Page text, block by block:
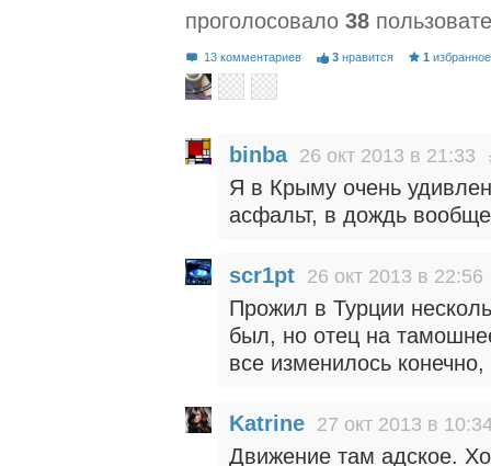
проголосовало 38
13 комментариев 3 нравится 1 избранное
binba 26 окт 2013 в 21:33
Я в Крыму очень
асфальт, в дождь вообще
scr1pt 26 окт 2013 в 22:56
Прожил в Турции
был, но отец на
все изменилось
Katrine 27 окт 2013 в
Движение там адское.